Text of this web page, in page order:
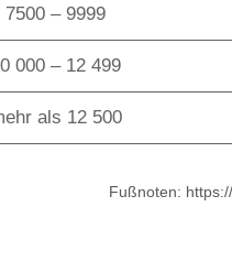
7500 – 9999
000 – 12 499
als 12 500
Fußnoten: